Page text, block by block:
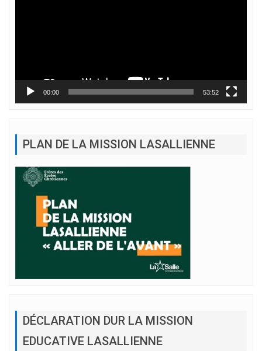
00:00 53:52
PLAN DE LA MISSION LASALLIENNE
DÉCLARATION DUR LA MISSION
EDUCATIVE LASALLIENNE